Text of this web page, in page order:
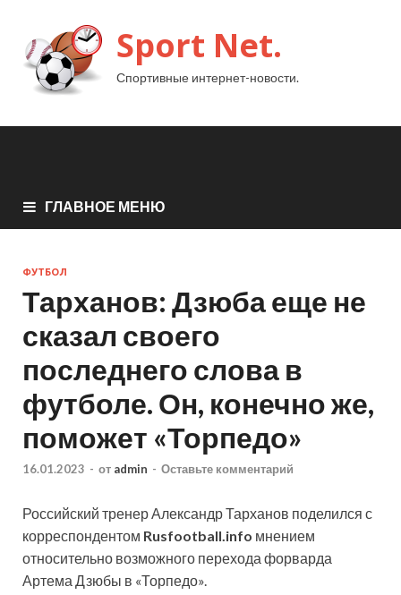
Sport Net.
Спортивные интернет-новости.
ГЛАВНОЕ МЕНЮ
ФУТБОЛ
Тарханов: Дзюба еще не
сказал своего
последнего слова в
футболе. Он, конечно же,
поможет «Торпедо»
16.01.2023 - от admin - Оставьте комментарий
Российский тренер Александр Тарханов поделился с
корреспондентом Rusfootball.info мнением
относительно возможного перехода форварда
Артема Дзюбы в «Торпедо».